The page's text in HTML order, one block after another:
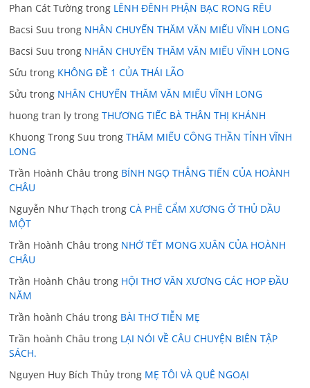
Phan Cát Tường trong LÊNH ĐÊNH PHẬN BẠC RONG RÊU
Bacsi Suu trong NHÂN CHUYẾN THĂM VĂN MIẾU VĨNH LONG
Bacsi Suu trong NHÂN CHUYẾN THĂM VĂN MIẾU VĨNH LONG
Sửu trong KHÔNG ĐỀ 1 CỦA THÁI LÃO
Sửu trong NHÂN CHUYẾN THĂM VĂN MIẾU VĨNH LONG
huong tran ly trongTHƯƠNG TIẾC BÀ THÂN THỊ KHÁNH
Khuong Trong Suu trongTHĂM MIẾU CÔNG THẦN TỈNH VĨNH
LONG
Trần Hoành Châu trong BÍNH NGỌ THẲNG TIẾN CỦA HOÀNH
CHÂU
Nguyễn Như Thạch trongCÀ PHÊ CẨM XƯƠNG Ở THỦ DẦU
MỘT
Trần Hoành Châu trong NHỚ TẾT MONG XUÂN CỦA HOÀNH
CHÂU
Trần Hoành Châu trong HỘI THƠ VĂN XƯƠNG CÁC HOP ĐẦU
NĂM
Trần hoành Cháu trong BÀI THƠ TIỄN MẸ
Trần hoành Châu trong LẠI NÓI VỀ CÂU CHUYỆN BIÊN TẬP
SÁCH.
Nguyen Huy Bích Thủy trong MẸ TÔI VÀ QUÊ NGOẠI